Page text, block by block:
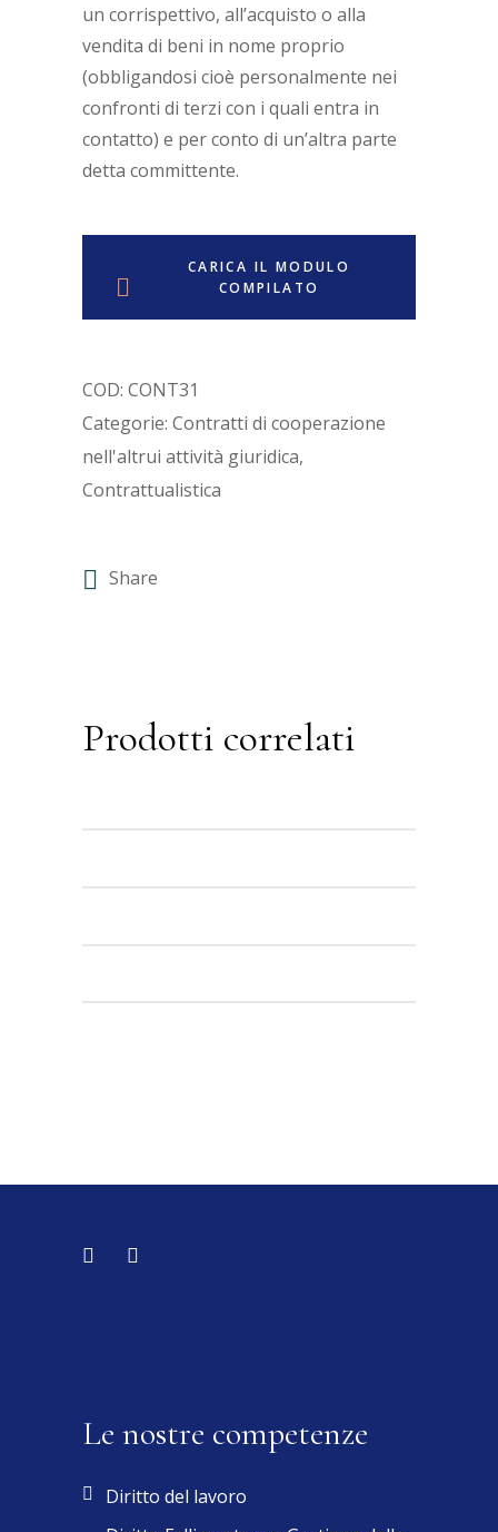
un corrispettivo, all’acquisto o alla
vendita di beni in nome proprio
(obbligandosi cioè personalmente nei
confronti di terzi con i quali entra in
contatto) e per conto di un’altra parte
detta committente.
CARICA IL MODULO
COMPILATO
COD: CONT31
Categorie: Contratti di cooperazione
nell'altrui attività giuridica,
Contrattualistica
Share
Prodotti correlati
Le nostre competenze
Diritto del lavoro